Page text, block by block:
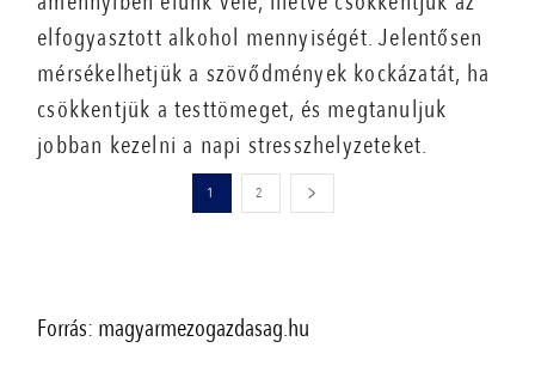
elfogyasztott alkohol mennyiségét. Jelentősen
mérsékelhetjük a szövődmények kockázatát, ha
csökkentjük a testtömeget, és megtanuljuk
jobban kezelni a napi stresszhelyzeteket.
1 2
Forrás: magyarmezogazdasag.hu